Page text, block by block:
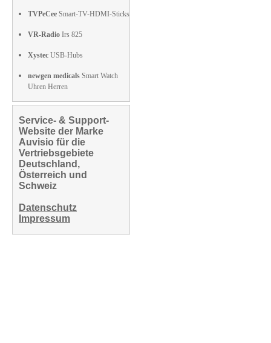
TVPeCee Smart-TV-HDMI-Sticks
VR-Radio Irs 825
Xystec USB-Hubs
newgen medicals Smart Watch
Uhren Herren
Service- & Support-
Website der Marke
Auvisio für die
Vertriebsgebiete
Deutschland,
Österreich und
Schweiz
Datenschutz
Impressum